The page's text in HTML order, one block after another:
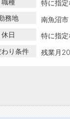
特に指定
務地
南魚沼市
休日
特に指定
わり条件
残業月